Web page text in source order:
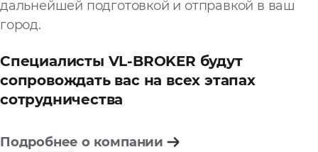
дальнейшей подготовкой и отправкой в ваш
город.
Специалисты VL-BROKER будут
сопровождать вас на всех этапах
сотрудничества
Подробнее о компании